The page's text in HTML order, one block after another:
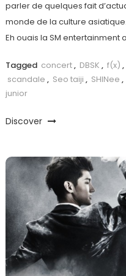
parler de quelques fait
monde de la culture asiatique.
Eh ouais la SM entertainment
Tagged concert, DBSK , f(x) ,
scandale , Seo taiji , SHINee ,
junior
Discover